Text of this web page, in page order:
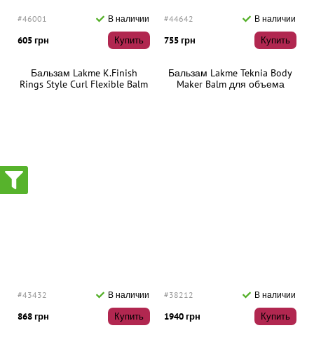
#46001 В наличии
605 грн Купить
Бальзам Lakme K.Finish
Rings Style Curl Flexible Balm
#44642 В наличии
755 грн Купить
Бальзам Lakme Teknia Body
Maker Balm для объема
#43432 В наличии
868 грн Купить
#38212 В наличии
1940 грн Купить